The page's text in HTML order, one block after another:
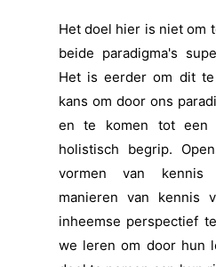
Het doel hier is niet om
beide paradigma's
Het is eerder om dit
kans om door ons
en te komen tot een
holistisch begrip.
vormen van kennis
manieren van kennis
inheemse perspectief
we leren om door hun